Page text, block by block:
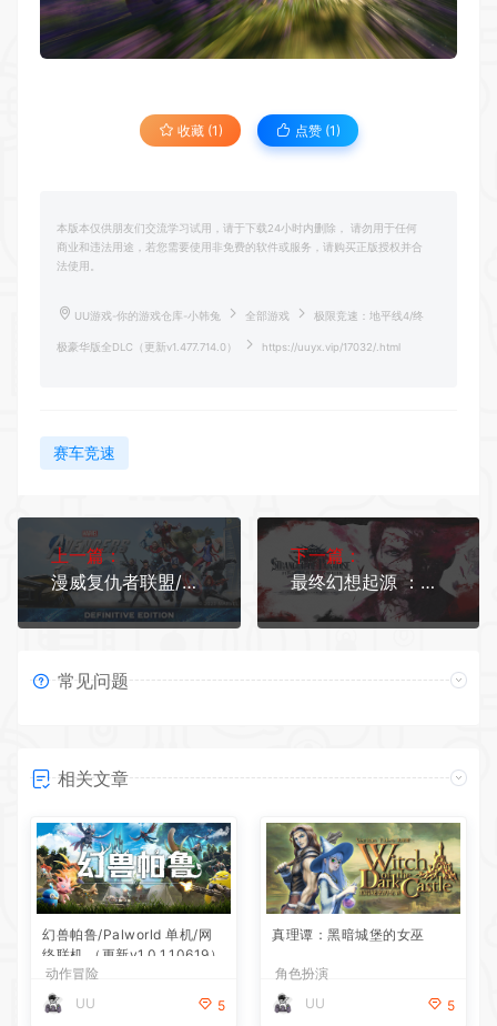
收藏 (1) 点赞 (1)
本版本仅供朋友们交流学习试用，请于下载24小时内删除， 请勿用于任何
商业和违法用途，若您需要使用非免费的软件或服务，请购买正版授权并合
法使用。
UU游戏-你的游戏仓库-小韩兔 全部游戏 极限竞速：地平线4/终
极豪华版全DLC（更新v1.477.714.0） https://uuyx.vip/17032/.html
赛车竞速
上一篇：
漫威复仇者联盟/Marvels Avengers（更新v2.8.2）
下一篇：
最终幻想起源 ：天堂的陌生人-数字豪华版（更新v1.32）
常见问题
相关文章
幻兽帕鲁/Palworld 单机/网
络联机 （更新v1.0.1.10619）
动作冒险
UU
5
真理谭：黑暗城堡的女巫
角色扮演
UU
5